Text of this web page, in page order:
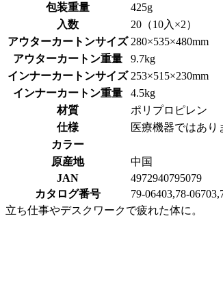
包装重量
425g
入数
20（10入×2）
アウターカートンサイズ 280×535×480mm
アウターカートン重量
9.7kg
インナーカートンサイズ 253×515×230mm
インナーカートン重量
4.5kg
材質
ポリプロピレン
仕様
医療機器ではあり
カラー
原産地
中国
JAN
4972940795079
カタログ番号
79-06403,78-
立ち仕事やデスクワークで疲れた体に。